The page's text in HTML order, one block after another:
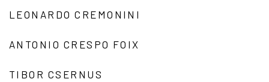
LEONARDO CREMONINI
ANTONIO CRESPO FOIX
TIBOR CSERNUS